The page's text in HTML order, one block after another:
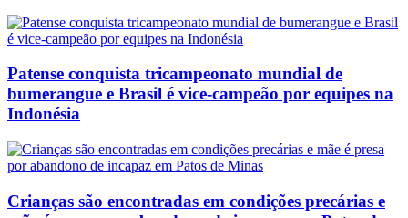
Patense conquista tricampeonato mundial de
bumerangue e Brasil é vice-campeão por equipes na
Indonésia
Crianças são encontradas em condições precárias e